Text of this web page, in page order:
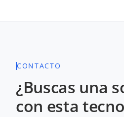
CONTACTO
¿Buscas una
con esta